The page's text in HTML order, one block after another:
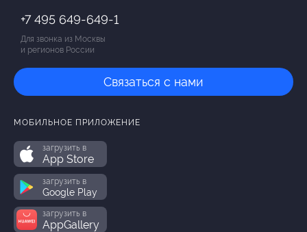
+7 495 649-649-1
Для звонка из Москвы
и регионов России
Связаться с нами
МОБИЛЬНОЕ ПРИЛОЖЕНИЕ
загрузить в
App Store
загрузить в
Google Play
загрузить в
AppGallery